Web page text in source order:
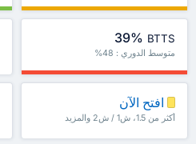
39% BTTS
متوسط الدوري : 48%
افتح الآن
أكثر من 1.5، ش1 / ش2 والمزيد